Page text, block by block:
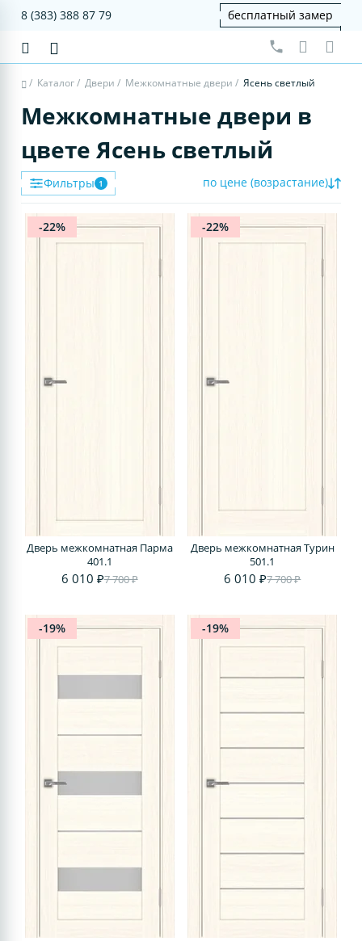
8 (383) 388 87 79 бесплатный замер
/ Каталог/ Двери / Межкомнатные двери / Ясень светлый
Межкомнатные двери в
цвете Ясень светлый
Фильтры 1 по цене (возрастание)
-22%
Дверь межкомнатная Парма
401.1
6 010 ₽7 700 ₽
-22%
Дверь межкомнатная Турин
501.1
6 010 ₽7 700 ₽
-19% -19%